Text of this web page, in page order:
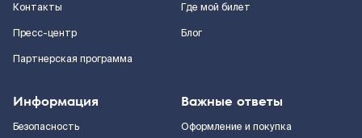
Контакты
Пресс-центр
Партнерская программа
Где мой билет
Блог
Информация
Безопасность
Важные ответы
Оформление и покупка